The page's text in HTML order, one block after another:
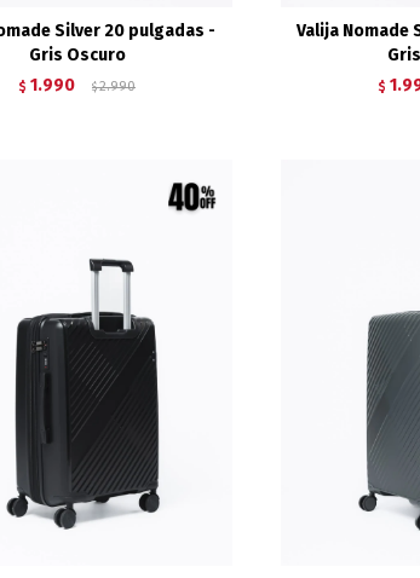
Silver 20 pulgadas -
Gris Oscuro
$ 1.990 $ 2.990
Valija Nomade
$